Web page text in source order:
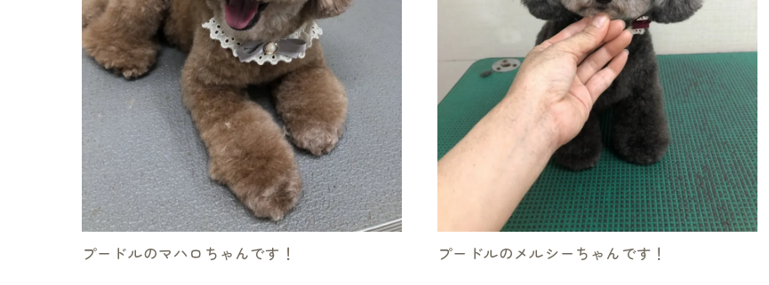
プードルのマハロちゃんです！ プードルのメルシーちゃんです！